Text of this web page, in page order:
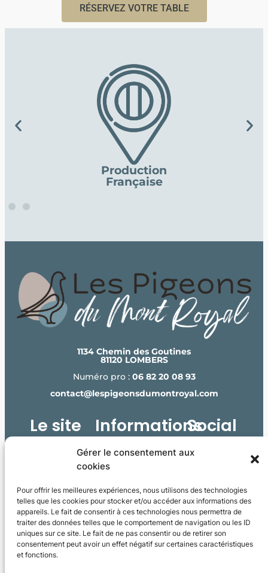
Gérer le consentement aux
cookies
Pour offrir les meilleures expériences, nous utilisons des technologies
telles que les cookies pour stocker et/ou accéder aux informations des
appareils. Le fait de consentir à ces technologies nous permettra de
traiter des données telles que le comportement de navigation ou les ID
uniques sur ce site. Le fait de ne pas consentir ou de retirer son
consentement peut avoir un effet négatif sur certaines caractéristiques
et fonctions.
RÉSERVEZ VOTRE TABLE
Production
Française
1134 Chemin des Goutines
81120 LOMBERS
Numéro pro : 06 82 20 08 93
contact@lespigeonsdumontroyal.com
Le site
Boutique
L’élevage
Ferme auberge
Réservez une
table
Contact
Informations
Mentions
Politique de
confidentialité
CGV
Social
Newsletter
Je
m'abonne
!